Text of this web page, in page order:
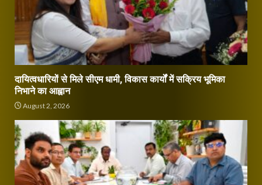
दायित्वधारियों से मिले सीएम धामी, विकास कार्यों में सक्रिय भूमिका
निभाने का आह्वान
August 2, 2026